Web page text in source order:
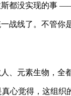
都没实现的事
战线了。不管
元素生物，全
心觉得，这组织